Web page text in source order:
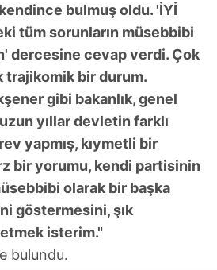
bulmuş oldu. 'İYİ
tüm sorunların müsebbibi
dercesine cevap verdi. Çok
trajikomik bir durum.
gibi bakanlık, genel
yıllar devletin farklı
yapmış, kıymetli bir
bir yorumu, kendi partisinin
olarak bir başka
göstermesini, şık
etmek isterim."
bulundu.